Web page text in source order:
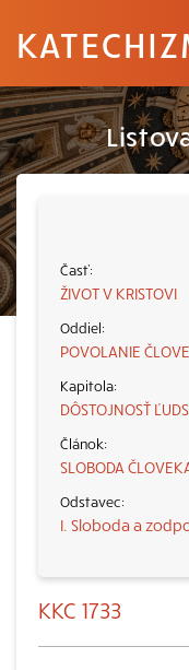
ŽIVOT V KRISTOVI
POVOLANIE
DÔSTOJNOSŤ
SLOBODA
I. Sloboda a
KKC 1733